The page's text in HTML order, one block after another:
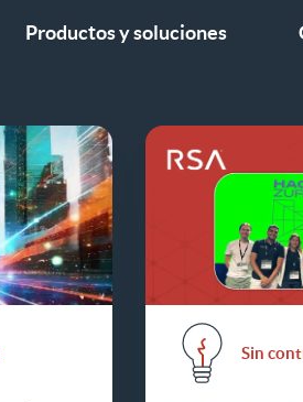
Productos y soluciones
Sin